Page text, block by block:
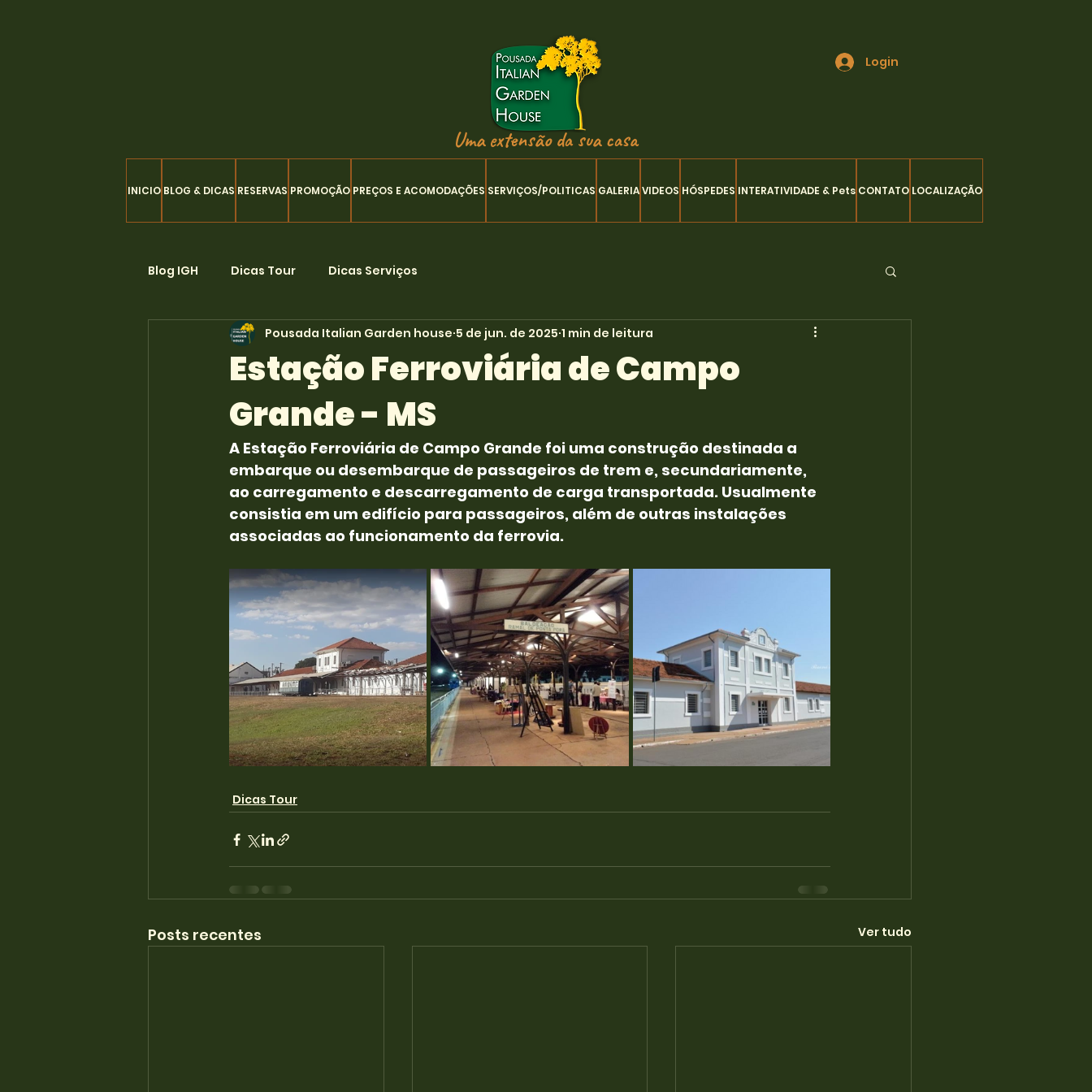
Uma extensão da sua casa
Login
INICIO BLOG & DICAS RESERVAS PROMOÇÃO PREÇOS E ACOMODAÇÕES SERVIÇOS/POLITICAS GALERIA VIDEOS HÓSPEDES INTERATIVIDADE & Pets CONTATO LOCALIZAÇÃO
Blog IGH Dicas Tour Dicas Serviços
Estação Ferroviária de Campo
Grande - MS
Pousada Italian Garden house 5 de jun. de 2025 1 min de leitura
A Estação Ferroviária de Campo Grande foi uma construção destinada a
embarque ou desembarque de passageiros de trem e, secundariamente,
ao carregamento e descarregamento de carga transportada. Usualmente
consistia em um edifício para passageiros, além de outras instalações
associadas ao funcionamento da ferrovia.
Dicas Tour
Posts recentes Ver tudo